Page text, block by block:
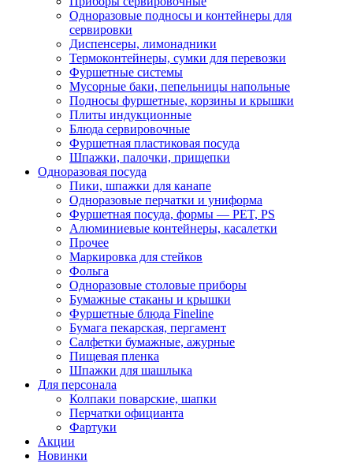
Одноразовые подносы и контейнеры для
сервировки
Диспенсеры, лимонадники
Термоконтейнеры, сумки для перевозки
Фуршетные системы
Мусорные баки, пепельницы напольные
Подносы фуршетные, корзины и крышки
Плиты индукционные
Блюда сервировочные
Фуршетная пластиковая посуда
Шпажки, палочки, прищепки
Одноразовая посуда
Пики, шпажки для канапе
Одноразовые перчатки и униформа
Фуршетная посуда, формы — PET, PS
Алюминиевые контейнеры, касалетки
Прочее
Маркировка для стейков
Фольга
Одноразовые столовые приборы
Бумажные стаканы и крышки
Фуршетные блюда Fineline
Бумага пекарская, пергамент
Салфетки бумажные, ажурные
Пищевая пленка
Шпажки для шашлыка
Для персонала
Колпаки поварские, шапки
Перчатки официанта
Фартуки
Акции
Новинки